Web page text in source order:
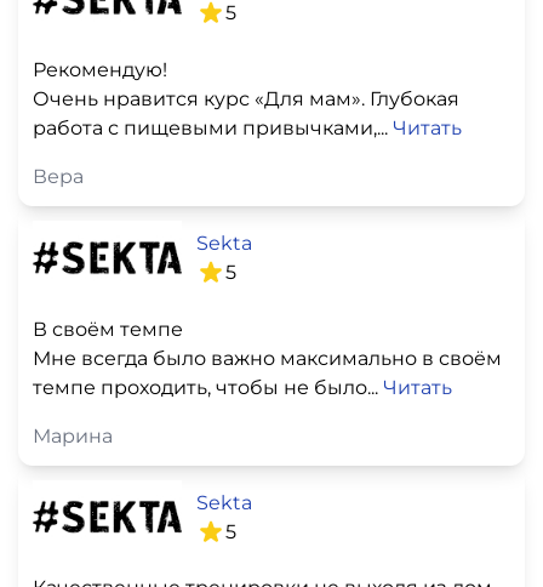
5
Рекомендую!
Очень нравится курс «Для мам». Глубокая
работа с пищевыми привычками,... Читать
Вера
Sekta
5
В своём темпе
Мне всегда было важно максимально в своём
темпе проходить, чтобы не было... Читать
Марина
Sekta
5